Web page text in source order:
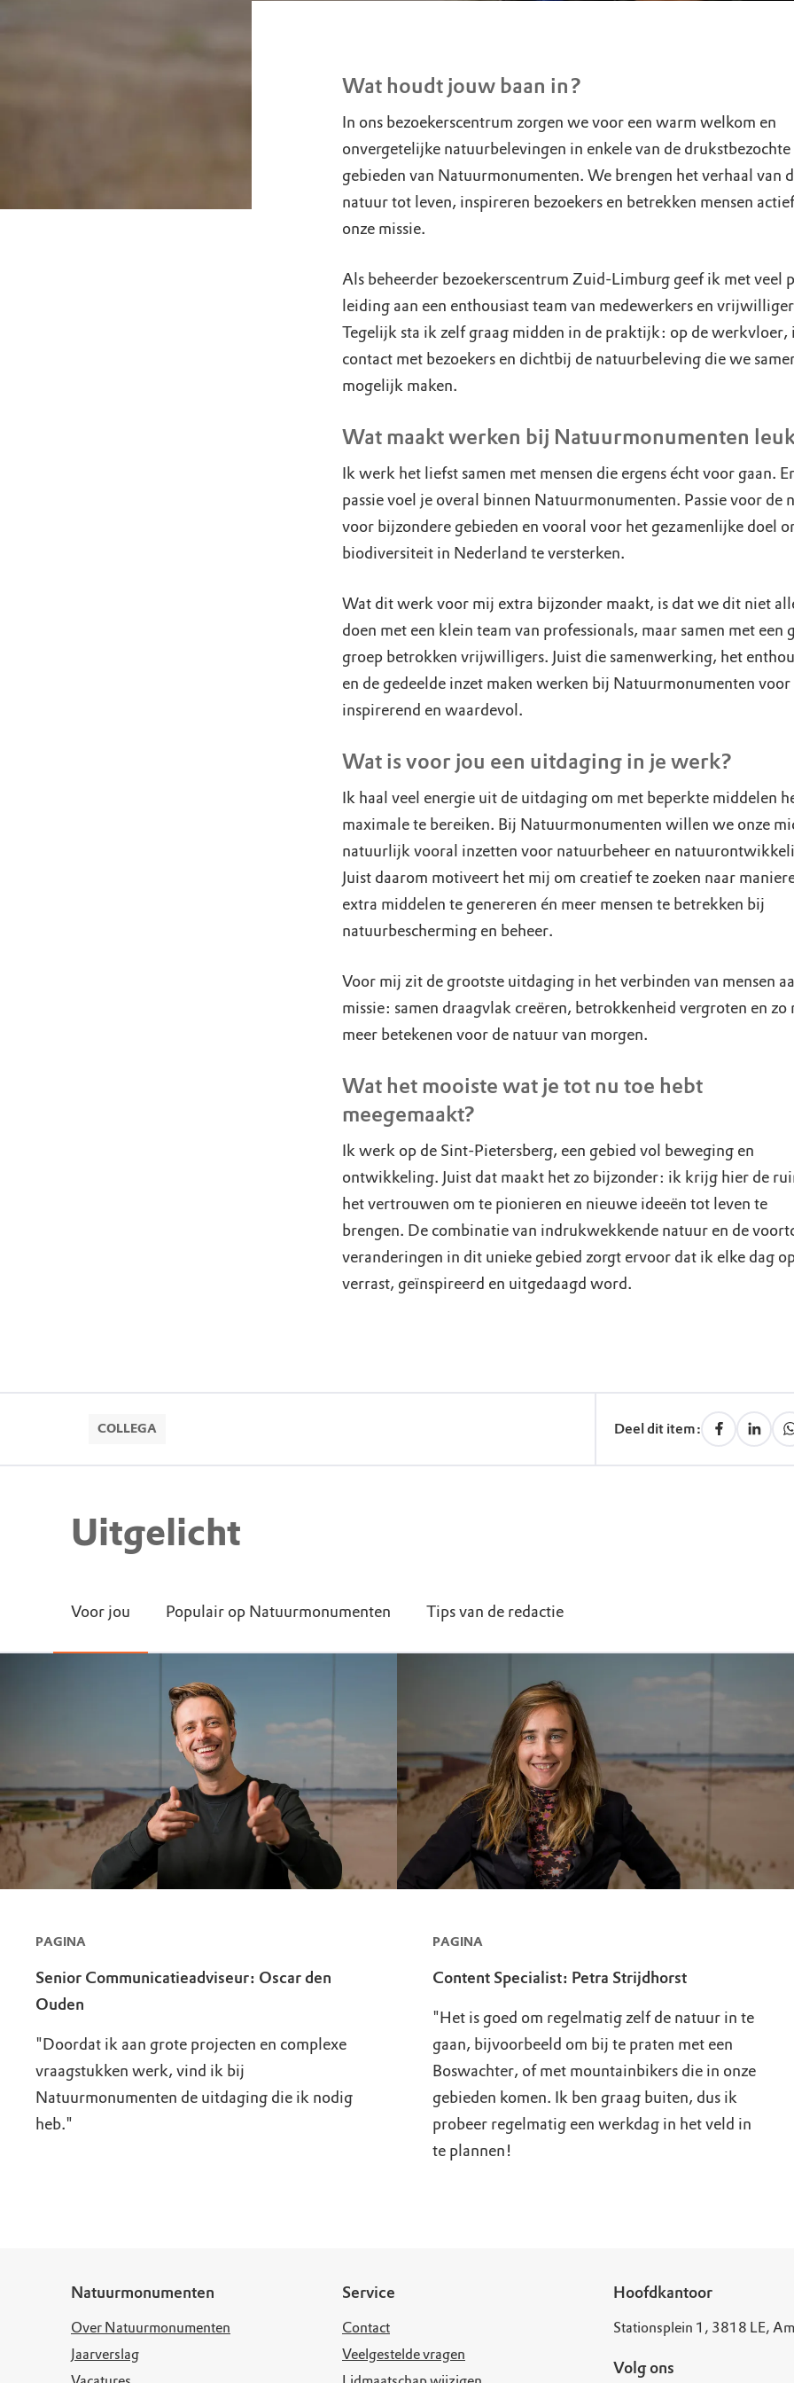
Wat houdt jouw baan in?
In ons bezoekerscentrum zorgen we voor een warm welkom en
onvergetelijke natuurbelevingen in enkele van de drukstbezochte
gebieden van Natuurmonumenten. We brengen het verhaal van
natuur tot leven, inspireren bezoekers en betrekken mensen
onze missie.
Als beheerder bezoekerscentrum Zuid-Limburg geef ik met veel
leiding aan een enthousiast team van medewerkers en
Tegelijk sta ik zelf graag midden in de praktijk: op de werkvloer,
contact met bezoekers en dichtbij de natuurbeleving die we
mogelijk maken.
Wat maakt werken bij Natuurmonumenten
Ik werk het liefst samen met mensen die ergens écht voor gaan.
passie voel je overal binnen Natuurmonumenten. Passie voor de
voor bijzondere gebieden en vooral voor het gezamenlijke doel
biodiversiteit in Nederland te versterken.
Wat dit werk voor mij extra bijzonder maakt, is dat we dit niet
doen met een klein team van professionals, maar samen met een
groep betrokken vrijwilligers. Juist die samenwerking, het
en de gedeelde inzet maken werken bij Natuurmonumenten
inspirerend en waardevol.
Wat is voor jou een uitdaging in je werk?
Ik haal veel energie uit de uitdaging om met beperkte middelen
maximale te bereiken. Bij Natuurmonumenten willen we onze
natuurlijk vooral inzetten voor natuurbeheer en
Juist daarom motiveert het mij om creatief te zoeken naar
extra middelen te genereren én meer mensen te betrekken bij
natuurbescherming en beheer.
Voor mij zit de grootste uitdaging in het verbinden van mensen
missie: samen draagvlak creëren, betrokkenheid vergroten en zo
meer betekenen voor de natuur van morgen.
Wat het mooiste wat je tot nu toe hebt
meegemaakt?
Ik werk op de Sint-Pietersberg, een gebied vol beweging en
ontwikkeling. Juist dat maakt het zo bijzonder: ik krijg hier de
het vertrouwen om te pionieren en nieuwe ideeën tot leven te
brengen. De combinatie van indrukwekkende natuur en de
veranderingen in dit unieke gebied zorgt ervoor dat ik elke dag
verrast, geïnspireerd en uitgedaagd word.
COLLEGA Deel dit item:
Uitgelicht
Voor jou Populair op Natuurmonumenten Tips van de redactie
PAGINA
Senior Communicatieadviseur: Oscar den
Ouden
"Doordat ik aan grote projecten en complexe
vraagstukken werk, vind ik bij
Natuurmonumenten de uitdaging die ik nodig
heb."
PAGINA
Content Specialist: Petra Strijdhorst
"Het is goed om regelmatig zelf de natuur in te
gaan, bijvoorbeeld om bij te praten met een
Boswachter, of met mountainbikers die in onze
gebieden komen. Ik ben graag buiten, dus ik
probeer regelmatig een werkdag in het veld in
te plannen!
Natuurmonumenten
Over Natuurmonumenten
Jaarverslag
Service
Contact
Veelgestelde vragen
Hoofdkantoor
Stationsplein 1, 3818 LE,
Volg ons